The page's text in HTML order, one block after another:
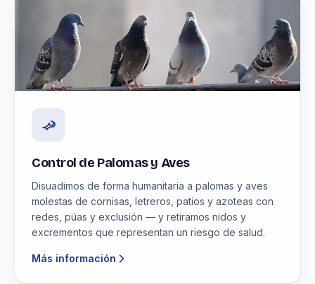
Control de Palomas y Aves
Disuadimos de forma humanitaria a palomas y aves
molestas de cornisas, letreros, patios y azoteas con
redes, púas y exclusión — y retiramos nidos y
excrementos que representan un riesgo de salud.
Más información